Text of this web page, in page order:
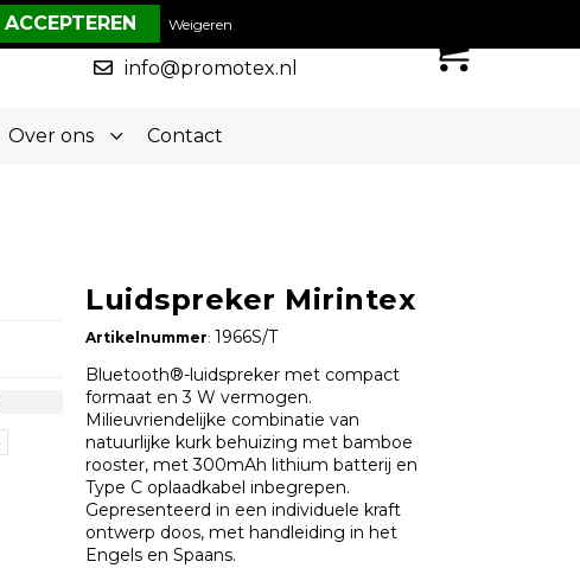
050-5773636
info@promotex.nl
Over ons Contact
Luidspreker Mirintex
Artikelnummer: 1966S/T
Bluetooth®-luidspreker met compact
formaat en 3 W vermogen.
Milieuvriendelijke combinatie van
natuurlijke kurk behuizing met bamboe
rooster, met 300mAh lithium batterij en
Type C oplaadkabel inbegrepen.
Gepresenteerd in een individuele kraft
ontwerp doos, met handleiding in het
Engels en Spaans.
Weigeren